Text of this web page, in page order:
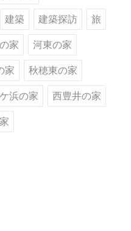
建築 建築探訪 旅
家 河東の家
家 秋穂東の家
浜の家 西豊井の家